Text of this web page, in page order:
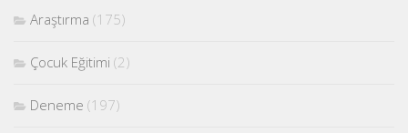
Araştırma (175)
Çocuk Eğitimi (2)
Deneme (197)